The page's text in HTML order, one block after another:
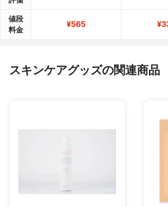
値段
料金
¥565
スキンケアグッズの関連商品